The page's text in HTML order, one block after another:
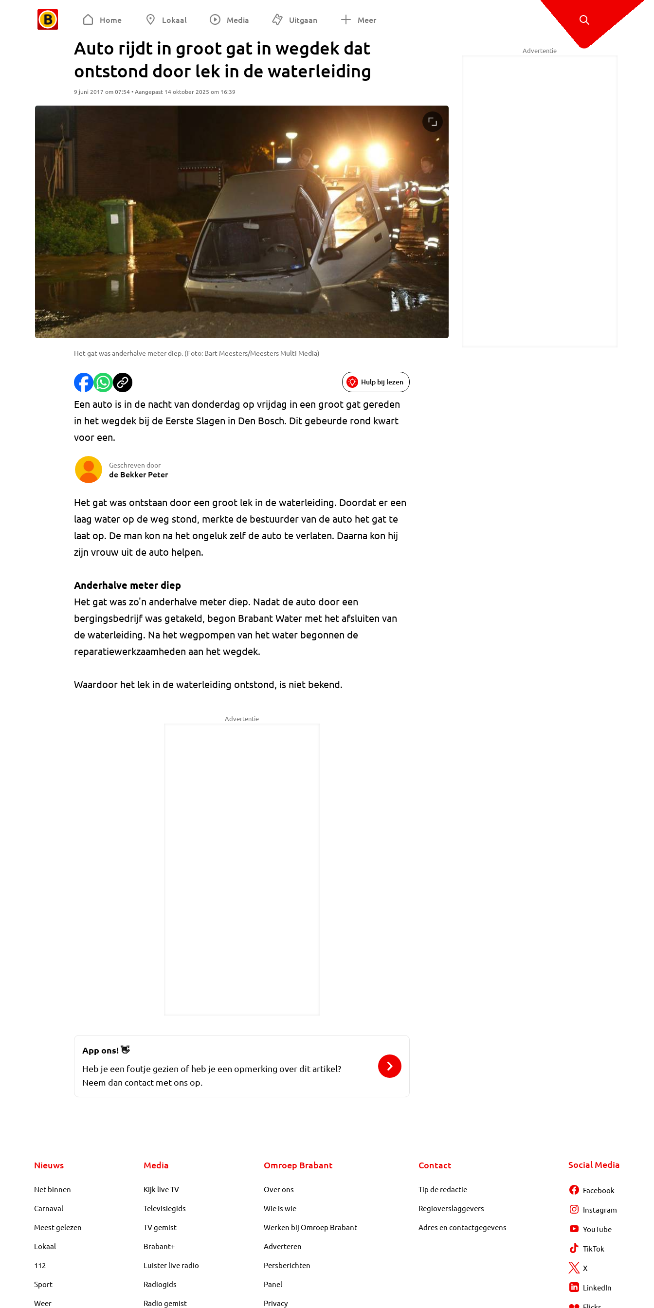
Home Lokaal Media Uitgaan Meer
Auto rijdt in groot gat in wegdek dat
ontstond door lek in de waterleiding
9 juni 2017 om 07:54 • Aangepast 14 oktober 2025 om 16:39
Het gat was anderhalve meter diep. (Foto: Bart Meesters/Meesters Multi Media)
Hulp bij lezen
Een auto is in de nacht van donderdag op vrijdag in een groot gat gereden
in het wegdek bij de Eerste Slagen in Den Bosch. Dit gebeurde rond kwart
voor een.
Geschreven door
de Bekker Peter
Het gat was ontstaan door een groot lek in de waterleiding. Doordat er een
laag water op de weg stond, merkte de bestuurder van de auto het gat te
laat op. De man kon na het ongeluk zelf de auto te verlaten. Daarna kon hij
zijn vrouw uit de auto helpen.
Anderhalve meter diep
Het gat was zo'n anderhalve meter diep. Nadat de auto door een
bergingsbedrijf was getakeld, begon Brabant Water met het afsluiten van
de waterleiding. Na het wegpompen van het water begonnen de
reparatiewerkzaamheden aan het wegdek.
Waardoor het lek in de waterleiding ontstond, is niet bekend.
Advertentie
Advertentie
App ons!👋
Heb je een foutje gezien of heb je een opmerking over dit artikel?
Neem dan contact met ons op.
Nieuws
Net binnen
Carnaval
Meest gelezen
Lokaal
112
Sport
Weer
Media
Kijk live TV
Televisiegids
TV gemist
Brabant+
Luister live radio
Radiogids
Radio gemist
Omroep Brabant
Over ons
Wie is wie
Werken bij Omroep Brabant
Adverteren
Persberichten
Panel
Privacy
Contact
Tip de redactie
Regioverslaggevers
Adres en contactgegevens
Social Media
Facebook
Instagram
YouTube
TikTok
X
LinkedIn